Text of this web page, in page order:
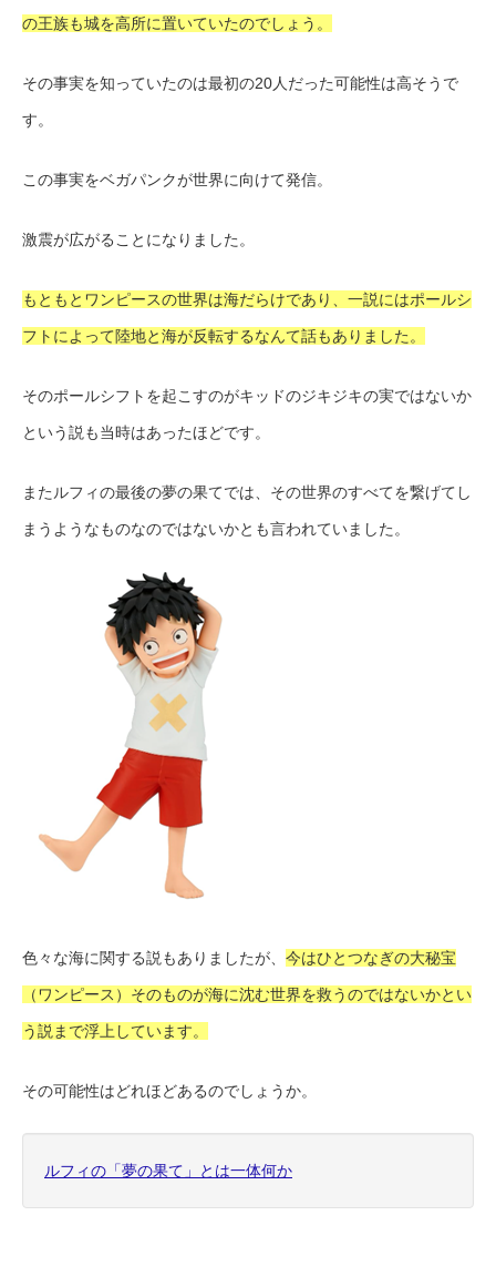
の王族も城を高所に置いていたのでしょう。
その事実を知っていたのは最初の20人だった可能性は高そうで
す。
この事実をベガパンクが世界に向けて発信。
激震が広がることになりました。
もともとワンピースの世界は海だらけであり、一説にはポールシ
フトによって陸地と海が反転するなんて話もありました。
そのポールシフトを起こすのがキッドのジキジキの実ではないか
という説も当時はあったほどです。
またルフィの最後の夢の果てでは、その世界のすべてを繋げてし
まうようなものなのではないかとも言われていました。
色々な海に関する説もありましたが、 今はひとつなぎの大秘宝
（ワンピース）そのものが海に沈む世界を救うのではないかとい
う説まで浮上しています。
その可能性はどれほどあるのでしょうか。
ルフィの「夢の果て」とは一体何か